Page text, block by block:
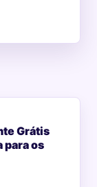
Grátis
para os